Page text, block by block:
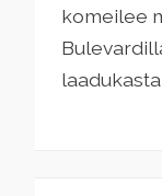
komeilee